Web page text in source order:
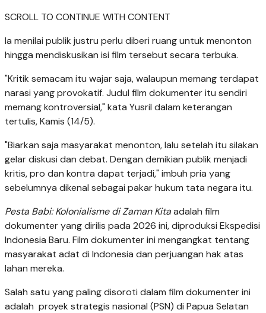
SCROLL TO CONTINUE WITH CONTENT
Ia menilai publik justru perlu diberi ruang untuk menonton
hingga mendiskusikan isi film tersebut secara terbuka.
"Kritik semacam itu wajar saja, walaupun memang terdapat
narasi yang provokatif. Judul film dokumenter itu sendiri
memang kontroversial," kata Yusril dalam keterangan
tertulis, Kamis (14/5).
"Biarkan saja masyarakat menonton, lalu setelah itu silakan
gelar diskusi dan debat. Dengan demikian publik menjadi
kritis, pro dan kontra dapat terjadi," imbuh pria yang
sebelumnya dikenal sebagai pakar hukum tata negara itu.
Pesta Babi: Kolonialisme di Zaman Kitaadalah film
dokumenter yang dirilis pada 2026 ini, diproduksi Ekspedisi
Indonesia Baru. Film dokumenter ini mengangkat tentang
masyarakat adat di Indonesia dan perjuangan hak atas
lahan mereka.
Salah satu yang paling disoroti dalam film dokumenter ini
adalah proyek strategis nasional (PSN) di Papua Selatan